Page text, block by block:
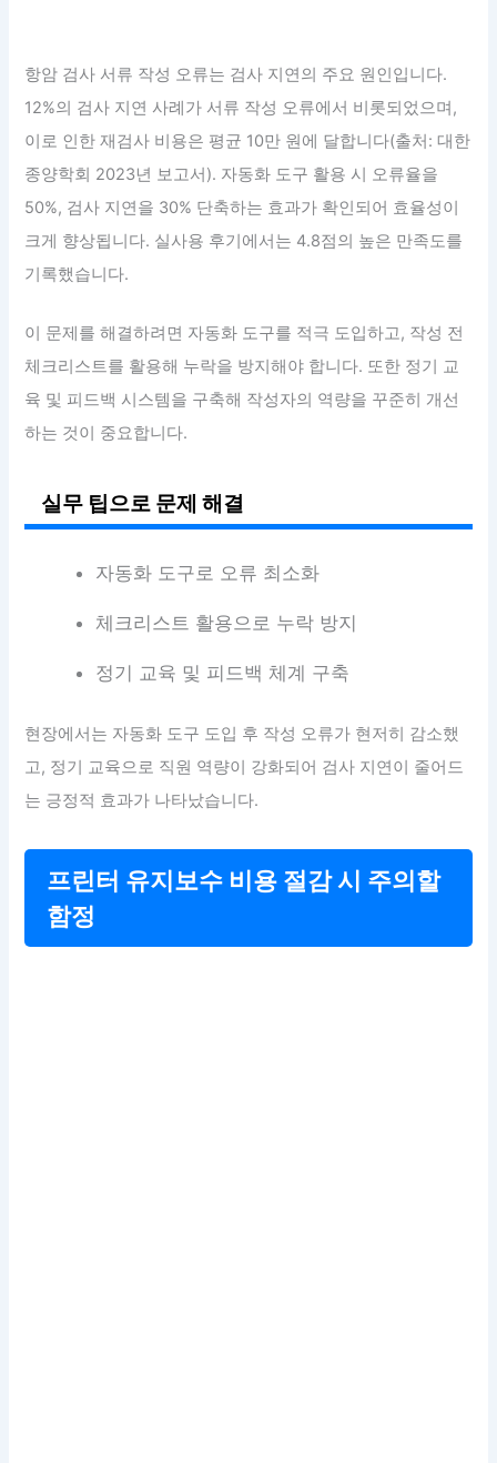
항암 검사 서류 작성 오류는 검사 지연의 주요 원인입니다.
12%의 검사 지연 사례가 서류 작성 오류에서 비롯되었으며,
이로 인한 재검사 비용은 평균 10만 원에 달합니다(출처: 대한
종양학회 2023년 보고서). 자동화 도구 활용 시 오류율을
50%, 검사 지연을 30% 단축하는 효과가 확인되어 효율성이
크게 향상됩니다. 실사용 후기에서는 4.8점의 높은 만족도를
기록했습니다.
이 문제를 해결하려면 자동화 도구를 적극 도입하고, 작성 전
체크리스트를 활용해 누락을 방지해야 합니다. 또한 정기 교
육 및 피드백 시스템을 구축해 작성자의 역량을 꾸준히 개선
하는 것이 중요합니다.
실무 팁으로 문제 해결
자동화 도구로 오류 최소화
체크리스트 활용으로 누락 방지
정기 교육 및 피드백 체계 구축
현장에서는 자동화 도구 도입 후 작성 오류가 현저히 감소했
고, 정기 교육으로 직원 역량이 강화되어 검사 지연이 줄어드
는 긍정적 효과가 나타났습니다.
프린터 유지보수 비용 절감 시 주의할
함정